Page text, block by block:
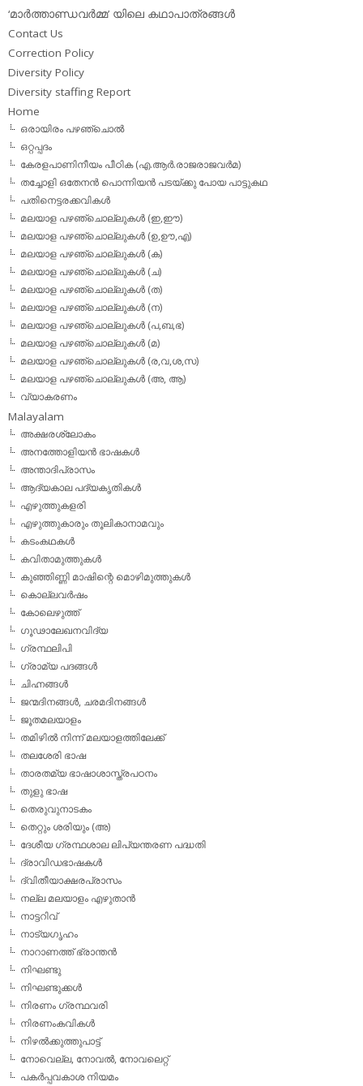
‘മാര്‍ത്താണ്ഡവര്‍മ്മ’ യിലെ കഥാപാത്രങ്ങള്‍
Contact Us
Correction Policy
Diversity Policy
Diversity staffing Report
Home
ഒരായിരം പഴഞ്ചൊല്‍
ഒറ്റപ്പദം
കേരളപാണിനീയം പീഠിക (എ.ആര്‍.രാജരാജവര്‍മ)
തച്ചോളി ഒതേനൻ പൊന്നിയൻ പടയ്‌ക്കു പോയ പാട്ടുകഥ
പതിനെട്ടരക്കവികള്‍
മലയാള പഴഞ്ചൊല്ലുകള്‍ (ഇ,ഈ)
മലയാള പഴഞ്ചൊല്ലുകള്‍ (ഉ,ഊ,എ)
മലയാള പഴഞ്ചൊല്ലുകള്‍ (ക)
മലയാള പഴഞ്ചൊല്ലുകള്‍ (ച)
മലയാള പഴഞ്ചൊല്ലുകള്‍ (ത)
മലയാള പഴഞ്ചൊല്ലുകള്‍ (ന)
മലയാള പഴഞ്ചൊല്ലുകള്‍ (പ,ബ,ഭ)
മലയാള പഴഞ്ചൊല്ലുകള്‍ (മ)
മലയാള പഴഞ്ചൊല്ലുകള്‍ (ര,വ,ശ,സ)
മലയാള പഴഞ്ചൊല്ലുകൾ (അ, ആ)
വ്യാകരണം
Malayalam
അക്ഷരശ്ലോകം
അനത്തോളിയന്‍ ഭാഷകള്‍
അന്താദിപ്രാസം
ആദ്യകാല പദ്യകൃതികള്‍
എഴുത്തുകളരി
എഴുത്തുകാരും തൂലികാനാമവും
കടംകഥകള്‍
കവിതാമുത്തുകള്‍
കുഞ്ഞിണ്ണി മാഷിന്റെ മൊഴിമുത്തുകള്‍
കൊല്ലവര്‍ഷം
കോലെഴുത്ത്
ഗൂഢാലേഖനവിദ്യ
ഗ്രന്ഥലിപി
ഗ്രാമ്യ പദങ്ങള്‍
ചിഹ്നങ്ങള്‍
ജന്മദിനങ്ങള്‍, ചരമദിനങ്ങള്‍
ജൂതമലയാളം
തമിഴില്‍ നിന്ന് മലയാളത്തിലേക്ക്
തലശേരി ഭാഷ
താരതമ്യ ഭാഷാശാസ്ത്രപഠനം
തുളു ഭാഷ
തെരുവുനാടകം
തെറ്റും ശരിയും (അ)
ദേശീയ ഗ്രന്ഥശാല ലിപ്യന്തരണ പദ്ധതി
ദ്രാവിഡഭാഷകള്‍
ദ്വിതീയാക്ഷരപ്രാസം
നല്ല മലയാളം എഴുതാന്‍
നാട്ടറിവ്
നാട്യഗൃഹം
നാറാണത്ത് ഭ്രാന്തന്‍
നിഘണ്ടു
നിഘണ്ടുക്കള്‍
നിരണം ഗ്രന്ഥവരി
നിരണംകവികള്‍
നിഴല്‍ക്കുത്തുപാട്ട്
നോവെല്ല, നോവല്‍, നോവലെറ്റ്
പകര്‍പ്പവകാശ നിയമം